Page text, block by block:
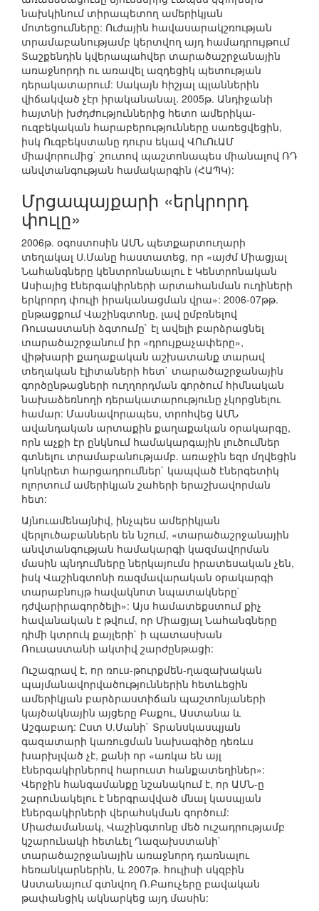
նախկինում տիրապետող ամերիկյան
մոտեցումները: Ուժային հավասարակշռության
տրամաբանությամբ կերտվող այդ համադրույթում
Տաշքենդին կվերապահվեր տարածաշրջանային
առաջնորդի ու առավել ազդեցիկ պետության
դերակատարում: Սակայն հիշյալ պլաններին
վիճակված չէր իրականանալ. 2005թ. Անդիջանի
հայտնի խժդժություններից հետո ամերիկա-
ուզբեկական հարաբերությունները սառեցվեցին,
իսկ Ուզբեկստանը դուրս եկավ ՎՈւՈւԱՄ
միավորումից` շուտով պաշտոնապես միանալով ՌԴ
անվտանգության համակարգին (ՀԱՊԿ):
Մրցապայքարի «երկրորդ
փուլը»
2006թ. օգոստոսին ԱՄՆ պետքարտուղարի
տեղակալ Ս.Մանը հաստատեց, որ «այժմ Միացյալ
Նահանգները կենտրոնանալու է Կենտրոնական
Ասիայից էներգակիրների արտահանման ուղիների
երկրորդ փուլի իրականացման վրա»: 2006-07թթ.
ընթացքում Վաշինգտոնը, լավ ըմբռնելով
Ռուսաստանի ձգտումը` էլ ավելի բարձրացնել
տարածաշրջանում իր «դրույքաչափերը»,
վիթխարի քաղաքական աշխատանք տարավ
տեղական էլիտաների հետ` տարածաշրջանային
գործընթացների ուղղորդման գործում հիմնական
նախաձեռնողի դերակատարությունը չկորցնելու
համար: Մասնավորապես, տրոհվեց ԱՄՆ
ավանդական արտաքին քաղաքական օրակարգը,
որն աչքի էր ընկնում համակարգային լուծումներ
գտնելու տրամաբանությամբ. առաջին եզր մղվեցին
կոնկրետ հարցադրումներ` կապված էներգետիկ
ոլորտում ամերիկյան շահերի երաշխավորման
հետ:
Այնուամենայնիվ, ինչպես ամերիկյան
վերլուծաբաններն են նշում, «տարածաշրջանային
անվտանգության համակարգի կազմավորման
մասին պնդումները ներկայումս իրատեսական չեն,
իսկ Վաշինգտոնի ռազմավարական օրակարգի
տարաբնույթ հավակնոտ նպատակները`
դժվարիրագործելի»: Այս համատեքստում քիչ
հավանական է թվում, որ Միացյալ Նահանգները
դիմի կտրուկ քայլերի` ի պատասխան
Ռուսաստանի ակտիվ շարժընթացի:
Ուշագրավ է, որ ռուս-թուրքմեն-ղազախական
պայմանավորվածություններին հետևեցին
ամերիկյան բարձրաստիճան պաշտոնյաների
կայծակնային այցերը Բաքու, Աստանա և
Աշգաբադ: Ըստ Ս.Մանի` Տրանսկասպյան
գազատարի կառուցման նախագիծը դեռևս
խարխլված չէ, քանի որ «առկա են այլ
էներգակիրներով հարուստ հանքատեղիներ»:
Վերջին հանգամանքը նշանակում է, որ ԱՄՆ-ը
շարունակելու է ներգրավված մնալ կասպյան
էներգակիրների վերահսկման գործում:
Միաժամանակ, Վաշինգտոնը մեծ ուշադրությամբ
կշարունակի հետևել Ղազախստանի`
տարածաշրջանային առաջնորդ դառնալու
հեռանկարներին, և 2007թ. հուլիսի սկզբին
Աստանայում գտնվող Ռ.Բաուչերը բավական
թափանցիկ ակնարկեց այդ մասին: